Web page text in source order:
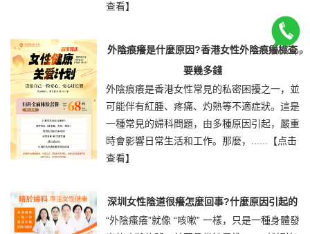
查看】
外陰痕癢是什麼原因?香港女性外陰痕癢檢查
要幾多錢
外陰痕癢是香港女性常見的私密困擾之一，並
可能伴有紅腫、疼痛、灼熱等不適症狀。這是
一種常見的婦科問題，由多種原因引起，嚴重
時會影響日常生活和工作。那麼，......
【点击
查看】
深圳女性陰道很癢怎麼回事?什麼原因引起的
“外陰瘙癢”就像 “咳嗽” 一樣，只是一種身體發